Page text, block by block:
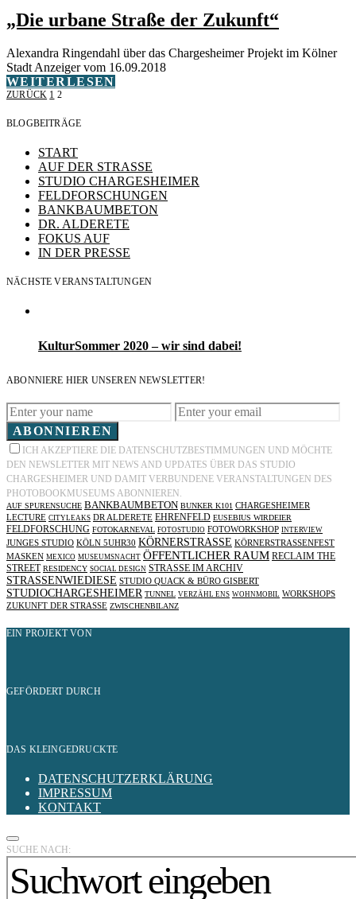
„Die urbane Straße der Zukunft“
Alexandra Ringendahl über das Chargesheimer Projekt im Kölner
Stadt Anzeiger vom 16.09.2018
WEITERLESEN
Seitennummerierung
der
Beiträge
ZURÜCK 1 2
BLOGBEITRÄGE
START
AUF DER STRASSE
STUDIO CHARGESHEIMER
FELDFORSCHUNGEN
BANKBAUMBETON
DR. ALDERETE
FOKUS AUF
IN DER PRESSE
NÄCHSTE VERANSTALTUNGEN
KulturSommer 2020 – wir sind dabei!
ABONNIERE HIER UNSEREN NEWSLETTER!
ABONNIEREN
ICH AKZEPTIERE DIE DATENSCHUTZBESTIMMUNGEN UND MÖCHTE
DEN NEWSLETTER MIT NEWS AND UPDATES ÜBER DAS STUDIO
CHARGESHEIMER UND DAMIT VERBUNDENE VERANSTALTUNGEN DES
PHOTOBOOKMUSEUMS ABONNIEREN.
AUF SPURENSUCHE BANKBAUMBETON BUNKER K101 CHARGESHEIMER
LECTURE CITYLEAKS DR ALDERETE EHRENFELD EUSEBIUS WIRDEIER
FELDFORSCHUNG FOTOKARNEVAL FOTOSTUDIO FOTOWORKSHOP INTERVIEW
JUNGES STUDIO KÖLN 5UHR30 KÖRNERSTRASSE KÖRNERSTRASSENFEST
MASKEN MEXICO MUSEUMSNACHT ÖFFENTLICHER RAUM RECLAIM THE
STREET RESIDENCY SOCIAL DESIGN STRASSE IM ARCHIV
STRASSENWIEDIESE STUDIO QUACK & BÜRO GISBERT
STUDIOCHARGESHEIMER TUNNEL VERZÄHL ENS WOHNMOBIL WORKSHOPS
ZUKUNFT DER STRASSE ZWISCHENBILANZ
EIN PROJEKT VON
GEFÖRDERT DURCH
DAS KLEINGEDRUCKTE
DATENSCHUTZERKLÄRUNG
IMPRESSUM
KONTAKT
SUCHE NACH: